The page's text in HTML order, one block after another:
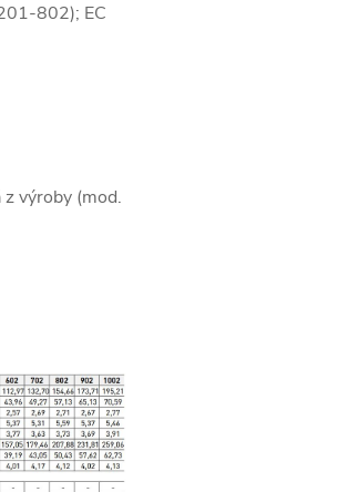
802); EC
výroby (mod.